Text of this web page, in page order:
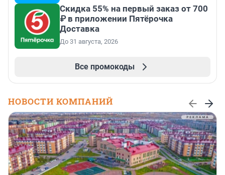
Скидка 55% на первый заказ от 700
₽ в приложении Пятёрочка
Доставка
До 31 августа, 2026
Все промокоды
НОВОСТИ КОМПАНИЙ